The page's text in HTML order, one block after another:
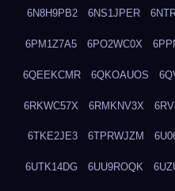
6N8H9PB2 6NS1JPER
6PM1Z7A5 6PO2WC0X
6QEEKCMR 6QKOAUOS
6RKWC57X 6RMKNV3X
6TKE2JE3 6TPRWJZM
6UTK14DG 6UU9ROQK